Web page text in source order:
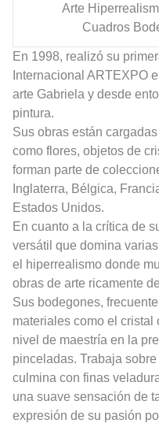
Arte
Cuadros
En 1998, realizó su
Internacional ARTEXPO
arte Gabriela y desde
pintura.
Sus obras están
como flores, objetos de
forman parte de
Inglaterra, Bélgica,
Estados Unidos.
En cuanto a la crítica de
versátil que domina
el hiperrealismo donde
obras de arte ricamente
Sus bodegones,
materiales como el
nivel de maestría en la
pinceladas. Trabaja
culmina con finas
una suave sensación de
expresión de su pasión